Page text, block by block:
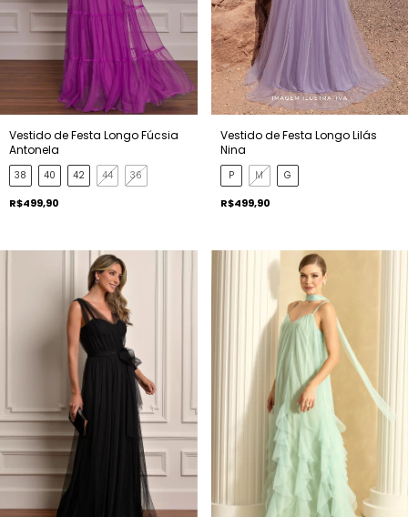
Vestido de Festa Longo Fúcsia
Antonela
38 40 42 44 36
R$499,90
Vestido de Festa Longo Lilás
Nina
P M G
R$499,90